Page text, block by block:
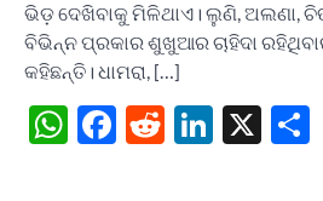
ଭିଡ଼ ଦେଖିବାକୁ ମିଳିଥାଏ। ଲୁଣି, ଅଲଣା,
ବିଭିନ୍ନ ପ୍ରକାର ଶୁଖୁଆର ଚାହିଦା
କହିଛନ୍ତି। ଧାମରା, […]
WhatsApp
Facebook
RedditX